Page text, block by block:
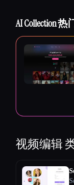
AI Collection
视频编辑